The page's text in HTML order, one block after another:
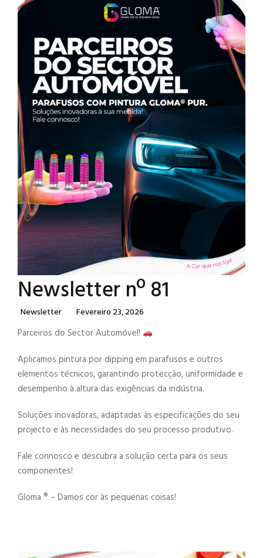
Newsletter nº 81
Categories
Newsletter Posted
On
Fevereiro 23, 2026
Parceiros do Sector Automóvel!
Aplicamos pintura por dipping em parafusos e outros
elementos técnicos, garantindo protecção, uniformidade e
desempenho à altura das exigências da indústria.
Soluções inovadoras, adaptadas às especificações do seu
projecto e às necessidades do seu processo produtivo.
Fale connosco e descubra a solução certa para os seus
componentes!
Gloma ®️ – Damos cor às pequenas coisas!